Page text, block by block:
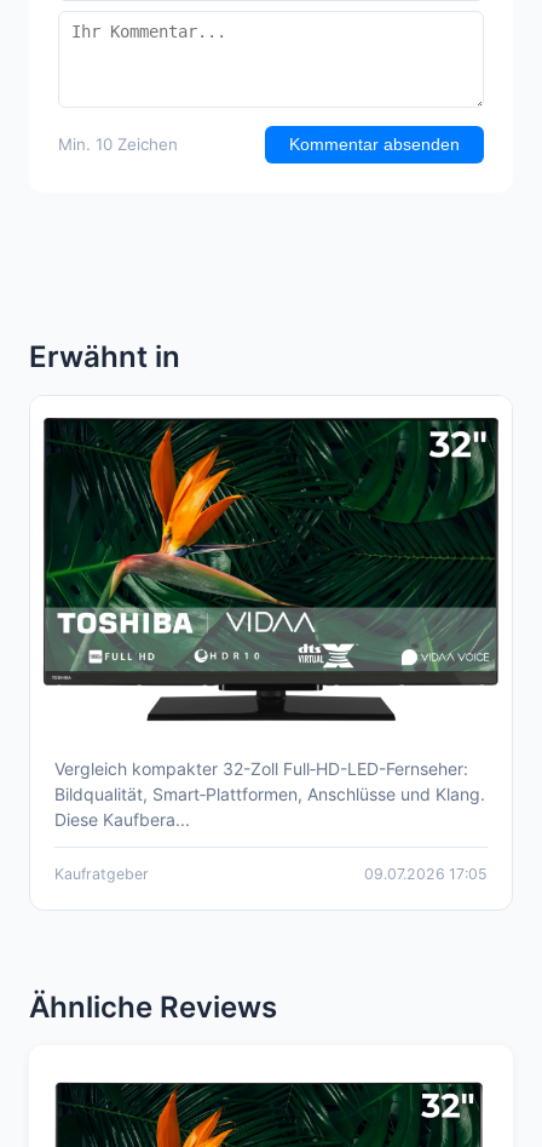
Min. 10 Zeichen Kommentar absenden
Erwähnt in
Günstiger 32-Zoll Full HD LED-Fernseher –
Kaufberatung 2026
Vergleich kompakter 32-Zoll Full‑HD-LED-Fernseher:
Bildqualität, Smart‑Plattformen, Anschlüsse und Klang.
Diese Kaufbera...
Kaufratgeber 09.07.2026 17:05
Ähnliche Reviews